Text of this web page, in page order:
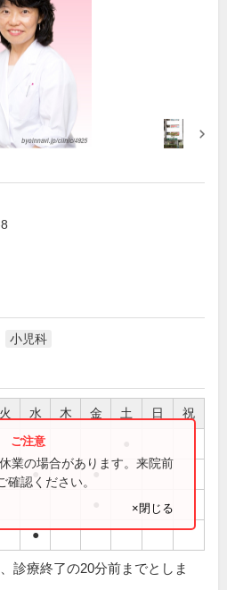
小児科
火 水 木 金 土 日 祝
● ●
●
業の場合があります。来院前
認ください。
×閉じる
診療終了の20分前までとしま